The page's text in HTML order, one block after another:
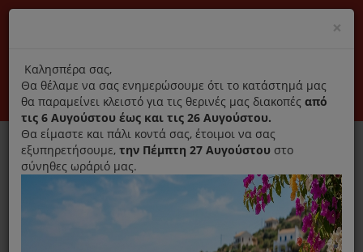
Αποκλειστικά γνήσια ανταλλακτικά
Σύνδεση Εγγραφή Εταιρεία Επικοινωνία
0
×
title
Καλησπέρα σας,
Θα θέλαμε να σας ενημερώσουμε ότι το κατάστημά μας
θα παραμείνει κλειστό για τις θερινές μας διακοπές από
τις 6 Αυγούστου έως και τις 26 Αυγούστου.
Θα είμαστε και πάλι κοντά σας, έτοιμοι να σας
εξυπηρετήσουμε, την Πέμπτη 27 Αυγούστου στο
σύνηθες ωράριό μας.